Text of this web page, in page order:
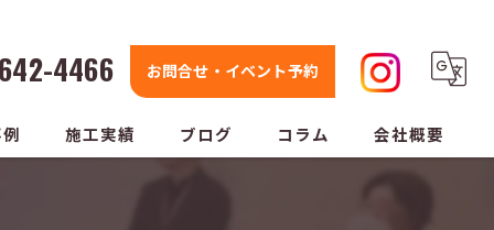
4466 お問合せ・イベント予約
施工実績 ブログ コラム 会社概要